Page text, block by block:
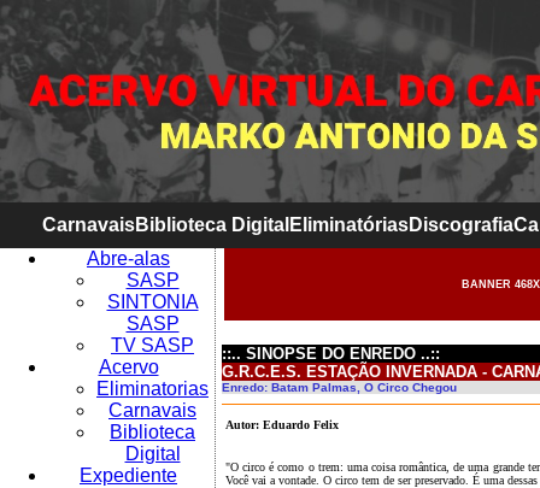
CarnavaisBiblioteca Digital EliminatóriasDiscografia
Abre-alas
SASP
SINTONIA
SASP
TV SASP
Acervo
Eliminatorias
Carnavais
Biblioteca
Digital
Expediente
BANNER
::.. SINOPSE DO ENREDO ..::
G.R.C.E.S. ESTAÇÃO INVERNADA -
Enredo: Batam Palmas, O Circo Chegou
Autor: Eduardo Felix
"O circo é como o trem: uma coisa romântica, de uma grande
Você vai a vontade. O circo tem de ser preservado. É uma